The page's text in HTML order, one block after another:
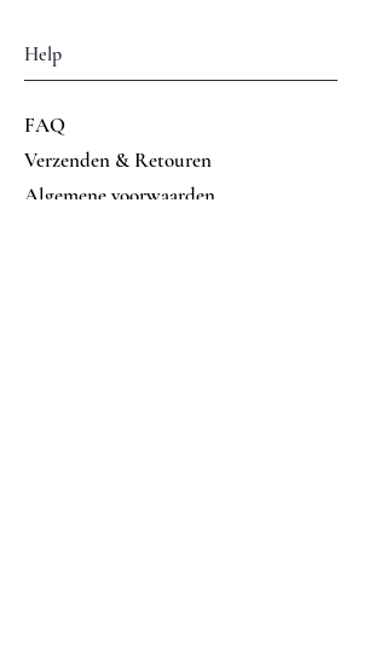
Help
FAQ
Verzenden & Retouren
Algemene voorwaarden